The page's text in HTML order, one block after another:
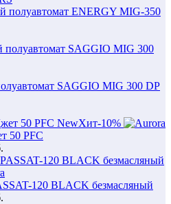
полуавтомат ENERGY MIG-350
SAGGIO MIG 300 DP
NewХит-10%
50 PFC
120 BLACK безмасляный